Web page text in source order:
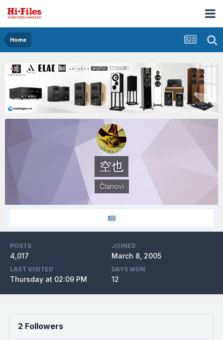
Home
空也
Članovi
POSTS
4,017
JOINED
March 8, 2005
LAST VISITED
Thursday at 02:09 PM
DAYS WON
12
2 Followers